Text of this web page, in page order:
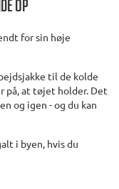
op
for sin høje
til de kolde
på, at tøjet holder. Det
og igen - og du kan
i byen, hvis du